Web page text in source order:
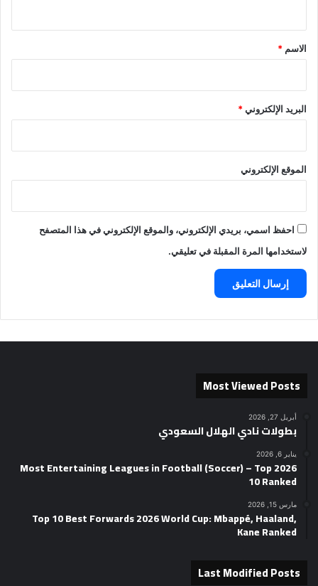
*
الاسم *
البريد الإلكتروني*
الموقع الإلكتروني
احفظ اسمي، بريدي الإلكتروني، والموقع الإلكتروني في هذا المتصفح
لاستخدامها المرة المقبلة في تعليقي.
Most Viewed Posts
أبريل 27, 2026
بطولات نادي الهلال السعودي
يناير 6, 2026
2026 Most Entertaining Leagues in Football (Soccer) – Top
10 Ranked
مارس 15, 2026
Top 10 Best Forwards 2026 World Cup: Mbappé, Haaland,
Kane Ranked
Last Modified Posts